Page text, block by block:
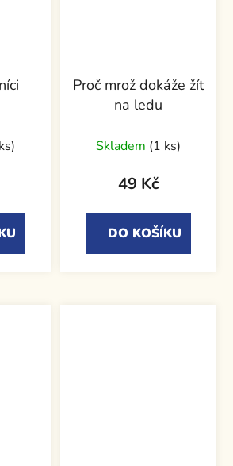
Proč mrož dokáže žít
na ledu
Skladem (1 ks)
49 Kč
DO KOŠÍKU